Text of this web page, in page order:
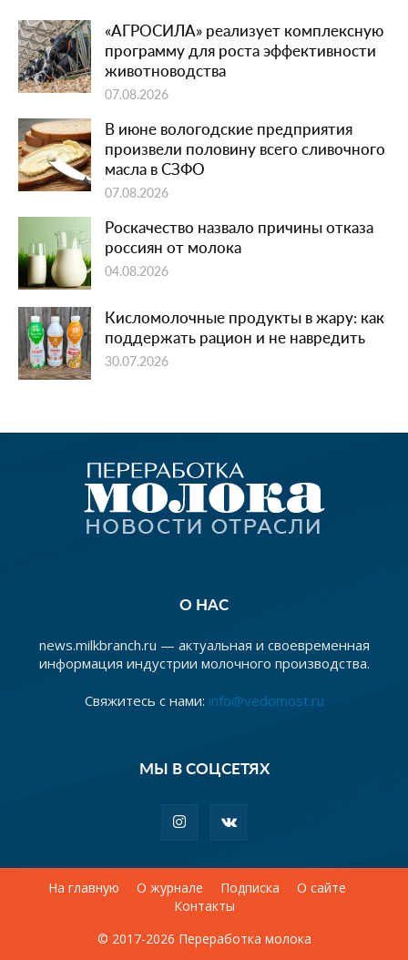
«АГРОСИЛА» реализует комплексную
программу для роста эффективности
животноводства
07.08.2026
В июне вологодские предприятия
произвели половину всего сливочного
масла в СЗФО
07.08.2026
Роскачество назвало причины отказа
россиян от молока
04.08.2026
Кисломолочные продукты в жару: как
поддержать рацион и не навредить
30.07.2026
О НАС
news.milkbranch.ru — актуальная и своевременная
информация индустрии молочного производства.
Свяжитесь с нами: info@vedomost.ru
МЫ В СОЦСЕТЯХ
На главную О журнале Подписка
О сайте
Контакты
© 2017-2026 Переработка молока